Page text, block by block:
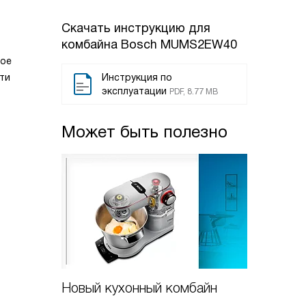
Скачать инструкцию для
комбайна Bosch MUMS2EW40
Инструкция по
эксплуатации PDF, 8.77 MB
Может быть полезно
Новый кухонный комбайн